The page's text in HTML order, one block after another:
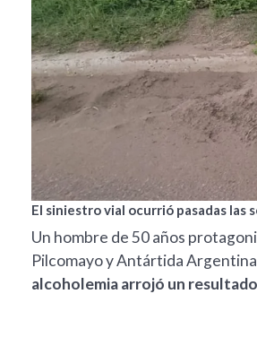
El siniestro vial ocurrió pasadas las
Un hombre de 50 años
Pilcomayo y Antártida
alcoholemia arrojó un